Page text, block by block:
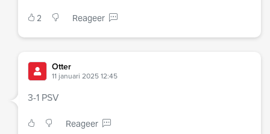
2 Reageer
Otter
11 januari 2025 12:45
3-1 PSV
Reageer